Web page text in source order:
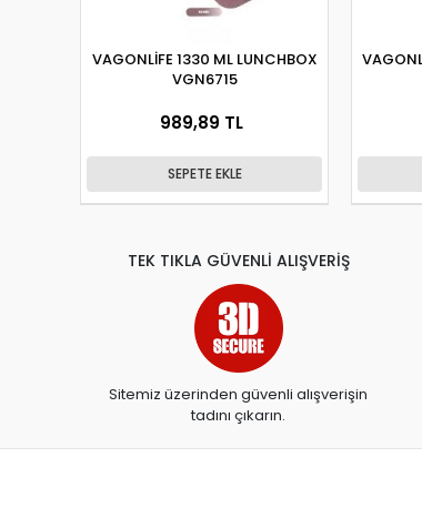
VAGONLİFE 1330 ML LUNCHBOX
VGN6715
989,89 TL
SEPETE EKLE
TEK TIKLA GÜVENLİ ALIŞVERİŞ
Sitemiz üzerinden güvenli alışverişin
tadını çıkarın.